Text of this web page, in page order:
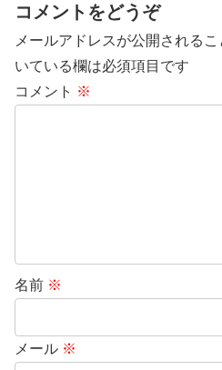
コメントをどうぞ
メールアドレスが公開されるこ
いている欄は必須項目です
コメント ※
名前 ※
メール ※